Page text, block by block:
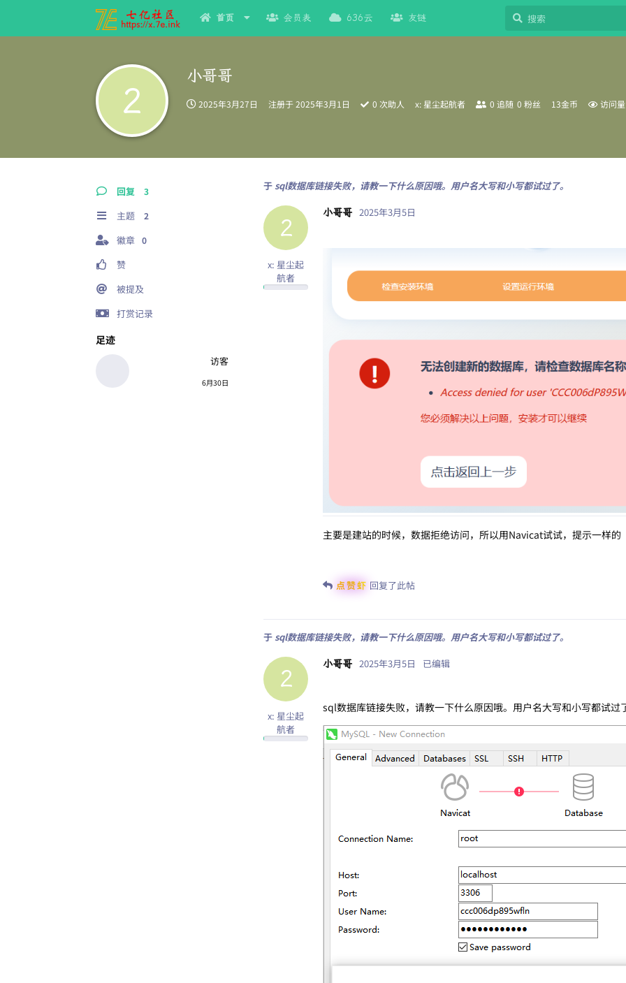
首页 会员表 636云 友链
2
小哥哥
2025年3月27日 注册于2025年3月1日 0 次助人 x: 星尘起航者 0 追随 0 粉丝 13金币 访问
回复 3
主题 2
徽章 0
赞
被提及
打赏记录
足迹
访客
6月30日
于 sql数据库链接失败，请教一下什么原因哦。用户名大写和小写都试过了。
2
小哥哥
x: 星尘起
航者
2025年3月5日
主要是建站的时候，数据拒绝访问，所以用Navicat试试，提示一样的
点赞虾 回复了此帖
于 sql数据库链接失败，请教一下什么原因哦。用户名大写和小写都试过了。
2
小哥哥
x: 星尘起
航者
2025年3月5日 已编辑
sql数据库链接失败，请教一下什么原因哦。用户名大写和小写都试过